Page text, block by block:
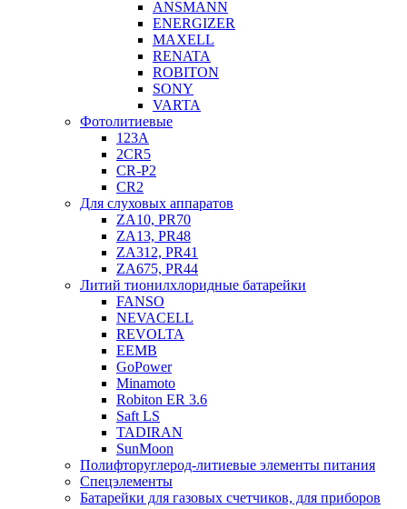
ANSMANN
ENERGIZER
MAXELL
RENATA
ROBITON
SONY
VARTA
Фотолитиевые
123A
2CR5
CR-P2
CR2
Для слуховых аппаратов
ZA10, PR70
ZA13, PR48
ZA312, PR41
ZA675, PR44
Литий тионилхлоридные батарейки
FANSO
NEVACELL
REVOLTA
EEMB
GoPower
Minamoto
Robiton ER 3.6
Saft LS
TADIRAN
SunMoon
Полифторуглерод-литиевые элементы питания
Спецэлементы
Батарейки для газовых счетчиков, для приборов